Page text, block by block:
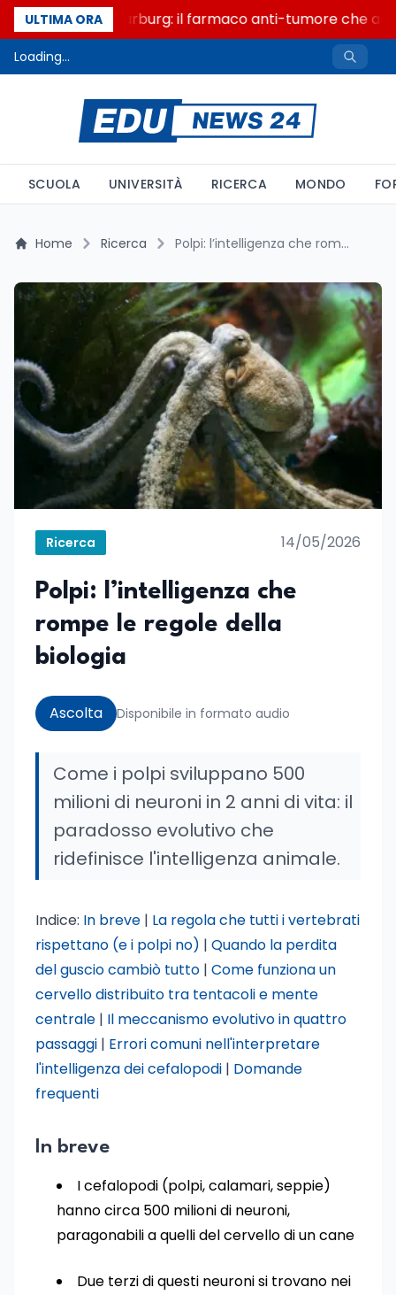
ULTIMA ORA
Un secolo di Warburg: il farmaco anti-tumore che
Loading...
SCUOLA UNIVERSITÀ RICERCA MONDO
Home Ricerca Polpi: l’intelligenza che rompe le regole della biologia
Ricerca 14/05/2026
Polpi: l’intelligenza che
rompe le regole della
biologia
Ascolta Disponibile in formato audio
Come i polpi sviluppano 500
milioni di neuroni in 2 anni di vita: il
paradosso evolutivo che
ridefinisce l'intelligenza animale.
Indice: In breve | La regola che tutti i vertebrati
rispettano (e i polpi no) | Quando la perdita
del guscio cambiò tutto | Come funziona un
cervello distribuito tra tentacoli e mente
centrale | Il meccanismo evolutivo in quattro
passaggi | Errori comuni nell'interpretare
l'intelligenza dei cefalopodi | Domande
frequenti
In breve
I cefalopodi (polpi, calamari, seppie)
hanno circa 500 milioni di neuroni,
paragonabili a quelli del cervello di un cane
Due terzi di questi neuroni si trovano nei